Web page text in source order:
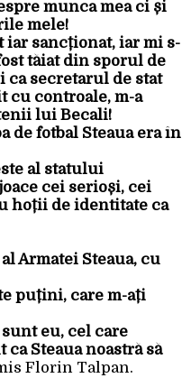
munca mea ci și
mele!
iar sancționat, iar mi s-
tăiat din sporul de
ca secretarul de stat
cu controale, m-a
lui Becali!
de fotbal Steaua era în
al statului
cei serioși, cei
hoții de identitate ca
Armatei Steaua, cu
puțini, care m-ați
eu, cel care
Steaua noastră să
Florin Talpan.